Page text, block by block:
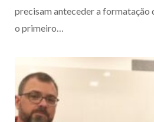
precisam anteceder a formatação
o primeiro…